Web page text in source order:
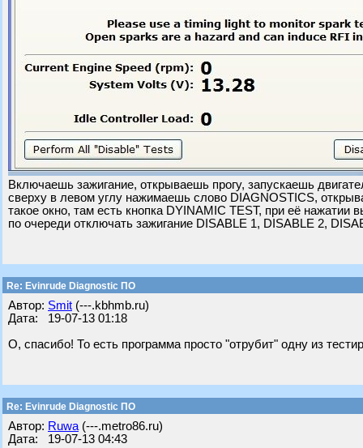
Включаешь зажигание, открываешь прогу, запускаешь
сверху в левом углу нажимаешь слово DIAGNOSTICS,
такое окно, там есть кнопка DYINAMIC TEST, при её
по очереди отключать зажигание DISABLE 1, DISABLE 2,
Re: Evinrude Diagnostic ПО
Автор: Smit (---.kbhmb.ru)
Дата: 19-07-13 01:18
О, спасибо! То есть программа просто "отрубит" одну из
Re: Evinrude Diagnostic ПО
Автор: Ruwa (---.metro86.ru)
Дата: 19-07-13 04:43